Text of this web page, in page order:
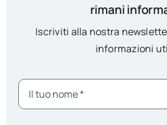
rimani
Iscriviti alla nostra
informazioni